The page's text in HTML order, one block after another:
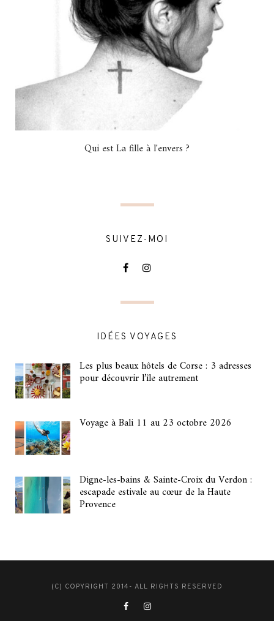
Qui est La fille à l'envers ?
SUIVEZ-MOI
IDÉES VOYAGES
Les plus beaux hôtels de Corse : 3 adresses
pour découvrir l’île autrement
Voyage à Bali 11 au 23 octobre 2026
Digne-les-bains & Sainte-Croix du Verdon :
escapade estivale au cœur de la Haute
Provence
(C) COPYRIGHT 2014- ALL RIGHTS RESERVED